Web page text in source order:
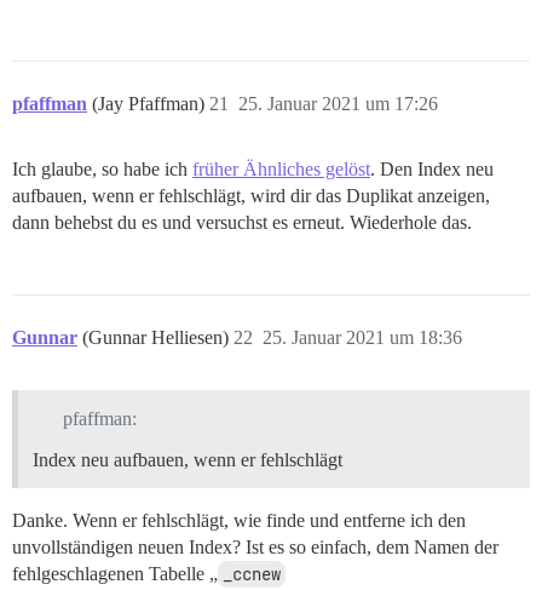
pfaffman (Jay Pfaffman) 25. Januar 2021 um 17:26
21
Ich glaube, so habe ich früher Ähnliches gelöst. Den Index neu
aufbauen, wenn er fehlschlägt, wird dir das Duplikat anzeigen,
dann behebst du es und versuchst es erneut. Wiederhole das.
Gunnar (Gunnar Helliesen) 25. Januar 2021 um 18:36
22
pfaffman:
Index neu aufbauen, wenn er fehlschlägt
Danke. Wenn er fehlschlägt, wie finde und entferne ich den
unvollständigen neuen Index? Ist es so einfach, dem Namen der
fehlgeschlagenen Tabelle „
_ccnew